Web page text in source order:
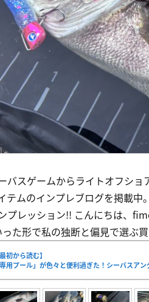
バスゲームからライトオフシ
テムのインプレブログを掲載
プレッション!! こんにちは、
った形で私の独断と偏見で選ぶ
初から読む】
用プール」が色々と便利過ぎた！シーバスア